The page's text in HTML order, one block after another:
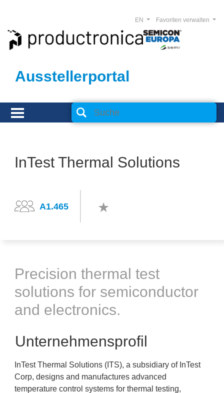
Ausstellerportal
Favoriten verwalten
EN
InTest Thermal Solutions
A1.465
Precision thermal test
solutions for semiconductor
and electronics.
Unternehmensprofil
InTest Thermal Solutions (ITS), a subsidiary of InTest
Corp, designs and manufactures advanced
temperature control systems for thermal testing,